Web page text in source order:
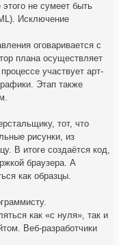
этого не сумеет быть
Исключение
оговаривается с
плана осуществляет
участвует арт-
Этап также
тот, что
рисунки, из
В итоге создаётся код,
браузера. А
как образцы.
как «с нуля», так и
Веб-разработчики